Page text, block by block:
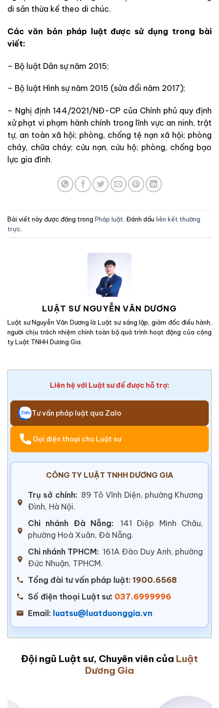
di sản thừa kế theo di chúc.
Các văn bản pháp luật được sử dụng trong bài
viết:
– Bộ luật Dân sự năm 2015;
– Bộ luật Hình sự năm 2015 (sửa đổi năm 2017);
– Nghị định 144/2021/NĐ-CP của Chính phủ quy định
xử phạt vi phạm hành chính trong lĩnh vực an ninh, trật
tự, an toàn xã hội; phòng, chống tệ nạn xã hội; phòng
cháy, chữa cháy; cứu nạn, cứu hộ; phòng, chống bạo
lực gia đình.
Bài viết này được đăng trong Pháp luật . Đánh dấu liên kết thường
trực
LUẬT SƯ NGUYỄN VĂN DƯƠNG
Luật sư Nguyễn Văn Dương là Luật sư sáng lập, giám đốc điều hành,
người chịu trách nhiệm chính toàn bộ quá trình hoạt động của công
ty Luật TNHH Dương Gia.
Liên hệ với Luật sư để được hỗ trợ:
Tư vấn pháp luật qua Zalo
Gọi điện thoại cho Luật sư
CÔNG TY LUẬT TNHH DƯƠNG GIA
Trụ sở chính: 89 Tô Vĩnh Diện, phường Khương
Đình, Hà Nội.
Chi nhánh Đà Nẵng:
141 Diệp Minh Châu,
phường Hoà Xuân, Đà Nẵng.
Chi nhánh TPHCM: 161A Đào Duy Anh, phường
Đức Nhuận, TPHCM.
Tổng đài tư vấn pháp luật: 1900.6568
Số điện thoại Luật sư: 037.6999996
Email: luatsu@luatduonggia.vn
Đội ngũ Luật sư, Chuyên viên của Luật
Dương Gia